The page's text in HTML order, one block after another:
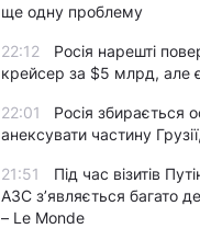
ще одну проблему
22:12
Росія нарешті
крейсер за $5 млрд, але
22:01
Росія збирається
анексувати частину
21:51
Під час візитів
АЗС з’являється багато
– Le Monde